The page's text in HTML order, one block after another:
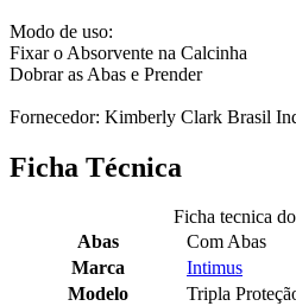
Modo de uso:
Fixar o Absorvente na Calcinha
Dobrar as Abas e Prender
Fornecedor: Kimberly Clark Brasil
Ficha Técnica
Ficha tecnica
Abas
Com Abas
Marca
Intimus
Modelo
Tripla